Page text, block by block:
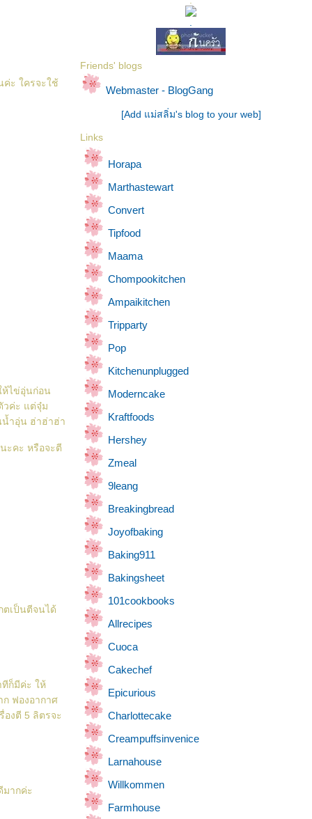
ะ ใครจะใช้
ห้ไข่อุ่นก่อน
วค่ะ แต่จุ๋ม
น้ำอุ่น ฮ่าฮ่าฮ่า
ะคะ หรือจะตี
ตเป็นตีจนได้
ก็มีค่ะ ให้
ก ฟองอากาศ
งตี 5 ลิตรจะ
มากค่ะ
Friends' blogs
Webmaster - BlogGang
[Add แม่สลิ่ม's blog to your web]
Links
Horapa
Marthastewart
Convert
Tipfood
Maama
Chompookitchen
Ampaikitchen
Tripparty
Pop
Kitchenunplugged
Moderncake
Kraftfoods
Hershey
Zmeal
9leang
Breakingbread
Joyofbaking
Baking911
Bakingsheet
101cookbooks
Allrecipes
Cuoca
Cakechef
Epicurious
Charlottecake
Creampuffsinvenice
Larnahouse
Willkommen
Farmhouse